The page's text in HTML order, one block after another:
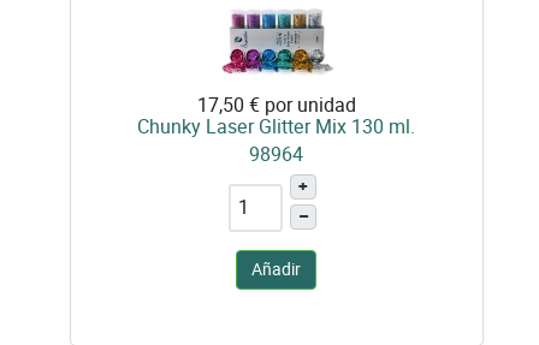
17,50 € por unidad
Chunky Laser Glitter Mix 130 ml.
98964
+
–
Añadir